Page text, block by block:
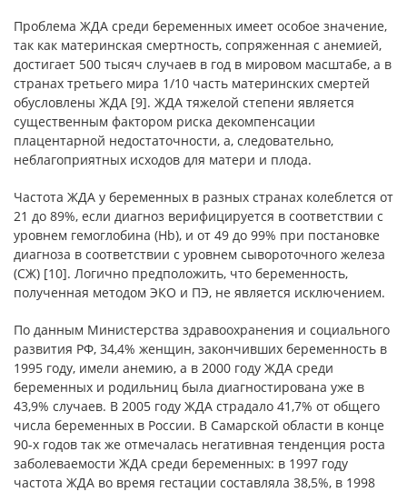
Проблема ЖДА среди беременных имеет особое значение,
так как материнская смертность, сопряженная с анемией,
достигает 500 тысяч случаев в год в мировом масштабе, а в
странах третьего мира 1/10 часть материнских смертей
обусловлены ЖДА [9]. ЖДА тяжелой степени является
существенным фактором риска декомпенсации
плацентарной недостаточности, а, следовательно,
неблагоприятных исходов для матери и плода.
Частота ЖДА у беременных в разных странах колеблется от
21 до 89%, если диагноз верифицируется в соответствии с
уровнем гемоглобина (Hb), и от 49 до 99% при постановке
диагноза в соответствии с уровнем сывороточного железа
(CЖ) [10]. Логично предположить, что беременность,
полученная методом ЭКО и ПЭ, не является исключением.
По данным Министерства здравоохранения и социального
развития РФ, 34,4% женщин, закончивших беременность в
1995 году, имели анемию, а в 2000 году ЖДА среди
беременных и родильниц была диагностирована уже в
43,9% случаев. В 2005 году ЖДА страдало 41,7% от общего
числа беременных в России. В Самарской области в конце
90-х годов так же отмечалась негативная тенденция роста
заболеваемости ЖДА среди беременных: в 1997 году
частота ЖДА во время гестации составляла 38,5%, в 1998